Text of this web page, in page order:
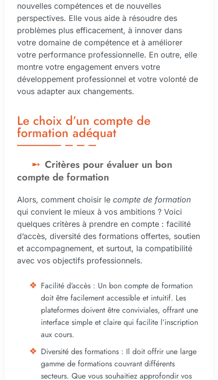
nouvelles compétences et de nouvelles
perspectives. Elle vous aide à résoudre des
problèmes plus efficacement, à innover dans
votre domaine de compétence et à améliorer
votre performance professionnelle. En outre, elle
montre votre engagement envers votre
développement professionnel et votre volonté de
vous adapter aux changements.
Le choix d’un compte de
formation adéquat
Critères pour évaluer un bon
compte de formation
Alors, comment choisir le compte de formation
qui convient le mieux à vos ambitions ? Voici
quelques critères à prendre en compte : facilité
d’accès, diversité des formations offertes, soutien
et accompagnement, et surtout, la compatibilité
avec vos objectifs professionnels.
Facilité d’accès : Un bon compte de formation
doit être facilement accessible et intuitif. Les
plateformes doivent être conviviales, offrant une
interface simple et claire qui facilite l’inscription
aux cours.
Diversité des formations : Il doit offrir une large
gamme de formations couvrant différents
secteurs. Que vous souhaitiez approfondir vos